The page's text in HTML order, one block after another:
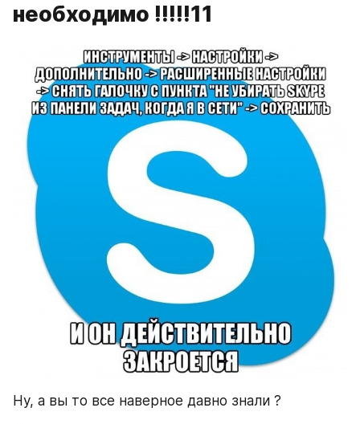
необходимо !!!!!11
Ну, а вы то все наверное давно знали ?